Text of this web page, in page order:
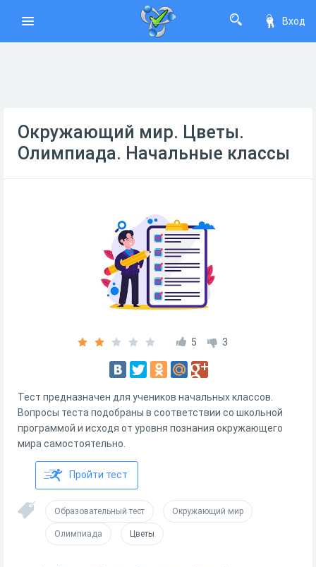
Вход
Окружающий мир. Цветы.
Олимпиада. Начальные классы
5 3
Тест предназначен для учеников начальных классов.
Вопросы теста подобраны в соответствии со школьной
программой и исходя от уровня познания окружающего
мира самостоятельно.
Пройти тест
Образовательный тест Окружающий мир
Олимпиада Цветы